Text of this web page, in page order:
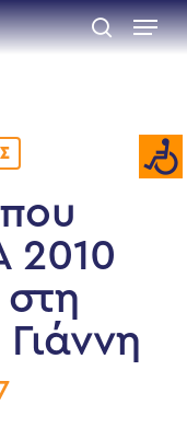
search
Menu
2010